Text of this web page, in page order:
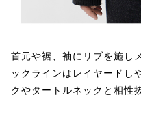
首元や裾、袖にリブを施し
ックラインはレイヤードし
クやタートルネックと相性